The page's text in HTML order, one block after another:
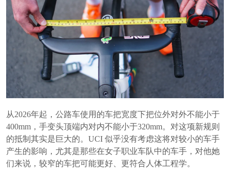
从2026年起，公路车使用的车把宽度下把位外对外不能小于
400mm，手变头顶端内对内不能小于320mm。对这项新规则
的抵制其实是巨大的。UCI 似乎没有考虑这将对较小的车手
产生的影响，尤其是那些在女子职业车队中的车手，对他她
们来说，较窄的车把可能更好、更符合人体工程学。